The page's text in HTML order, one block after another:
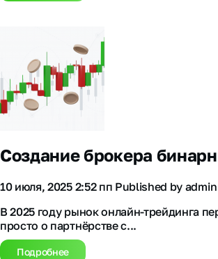
Создание брокера
10 июля, 2025 2:52 пп Published by admin
В 2025 году рынок онлайн-трейдинга
просто о партнёрстве с...
Подробнее